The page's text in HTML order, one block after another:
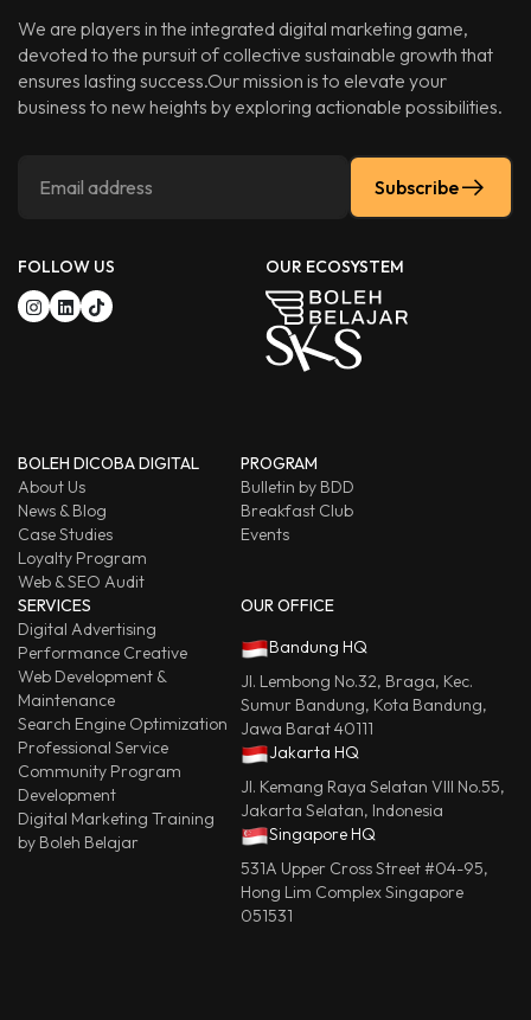
We are players in the integrated digital marketing game,
devoted to the pursuit of collective sustainable growth that
ensures lasting success.Our mission is to elevate your
business to new heights by exploring actionable possibilities.
Subscribe
FOLLOW US OUR ECOSYSTEM
BOLEH DICOBA DIGITAL
About Us
News & Blog
Case Studies
Loyalty Program
Web & SEO Audit
PROGRAM
Bulletin by BDD
Breakfast Club
Events
SERVICES
Digital Advertising
Performance Creative
Web Development &
Maintenance
Search Engine Optimization
Professional Service
Community Program
Development
Digital Marketing Training
by Boleh Belajar
OUR OFFICE
Bandung HQ
Jl. Lembong No.32, Braga, Kec.
Sumur Bandung, Kota Bandung,
Jawa Barat 40111
Jakarta HQ
Jl. Kemang Raya Selatan VIII No.55,
Jakarta Selatan, Indonesia
Singapore HQ
531A Upper Cross Street #04-95,
Hong Lim Complex Singapore
051531